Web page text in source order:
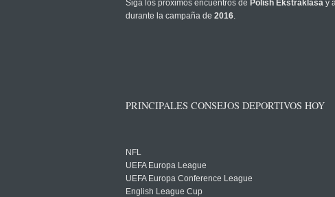
Siga los próximos encuentros de Polish Ekstraklasa y
durante la campaña de 2016.
PRINCIPALES CONSEJOS DEPORTIVOS HOY
NFL
UEFA Europa League
UEFA Europa Conference League
English League Cup